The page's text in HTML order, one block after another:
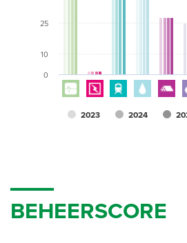
2023 2024
0
10
25
BEHEERSCORE